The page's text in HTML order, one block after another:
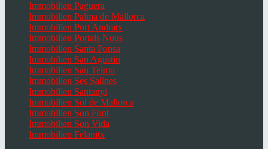
Immobilien Paguera
Immobilien Palma de Mallorca
Immobilien Port Andratx
Immobilien Portals Nous
Immobilien Santa Ponsa
Immobilien San Agustin
Immobilien San Telmo
Immobilien Ses Salines
Immobilien Santanyi
Immobilien Sol de Mallorca
Immobilien Son Font
Immobilien Son Vida
Immobilien Felanitx